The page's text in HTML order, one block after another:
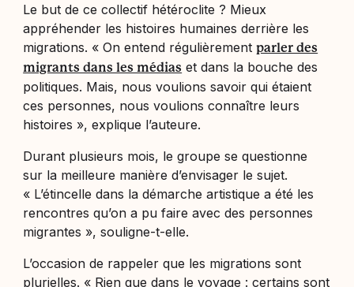
Le but de ce collectif hétéroclite ? Mieux
appréhender les histoires humaines derrière les
migrations. «On entend régulièrementparler des
migrants dans les médias et dans la bouche des
politiques. Mais, nous voulions savoir qui étaient
ces personnes, nous voulions connaître leurs
histoires », explique l’auteure.
Durant plusieurs mois, le groupe se questionne
sur la meilleure manière d’envisager le sujet.
« L’étincelle dans la démarche artistique a été les
rencontres qu’on a pu faire avec des personnes
migrantes », souligne-t-elle.
L’occasion de rappeler que les migrations sont
plurielles. « Rien que dans le voyage : certains sont